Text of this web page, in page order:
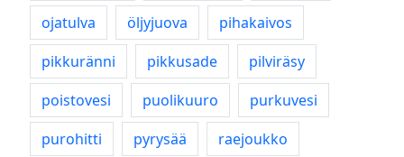
ojatulva
öljyjuova
pihakaivos
pikkuränni
pikkusade
pilviräsy
poistovesi
puolikuuro
purkuvesi
purohitti
pyrysää
raejoukko